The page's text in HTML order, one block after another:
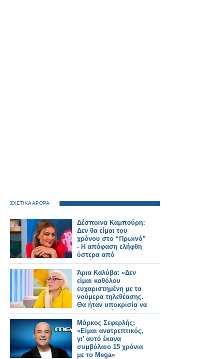
ΣΧΕΤΙΚΑ ΑΡΘΡΑ
Δέσποινα Καμπούρη:
Δεν θα είμαι του
χρόνου στο “Πρωινό”
- Η απόφαση ελήφθη
ύστερα από
συζήτηση με το
κανάλι
Άρια Καλύβα: «Δεν
είμαι καθόλου
ευχαριστημένη με τα
νούμερα τηλεθέασης.
Θα ήταν υποκρισία να
σου έλεγα ότι ανοίγω
σαμπάνιες»
Μάρκος Σεφερλής:
«Είμαι ανατρεπτικός,
γι’ αυτό έκανα
συμβόλαιο 15 χρόνια
με το Mega»